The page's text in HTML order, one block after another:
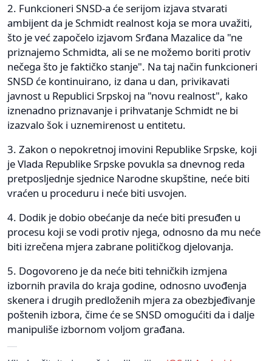
2. Funkcioneri SNSD-a će serijom izjava stvarati
ambijent da je Schmidt realnost koja se mora uvažiti,
što je već započelo izjavom Srđana Mazalice da "ne
priznajemo Schmidta, ali se ne možemo boriti protiv
nečega što je faktičko stanje". Na taj način funkcioneri
SNSD će kontinuirano, iz dana u dan, privikavati
javnost u Republici Srpskoj na "novu realnost", kako
iznenadno priznavanje i prihvatanje Schmidt ne bi
izazvalo šok i uznemirenost u entitetu.
3. Zakon o nepokretnoj imovini Republike Srpske, koji
je Vlada Republike Srpske povukla sa dnevnog reda
pretposljednje sjednice Narodne skupštine, neće biti
vraćen u proceduru i neće biti usvojen.
4. Dodik je dobio obećanje da neće biti presuđen u
procesu koji se vodi protiv njega, odnosno da mu neće
biti izrečena mjera zabrane političkog djelovanja.
5. Dogovoreno je da neće biti tehničkih izmjena
izbornih pravila do kraja godine, odnosno uvođenja
skenera i drugih predloženih mjera za obezbjeđivanje
poštenih izbora, čime će se SNSD omogućiti da i dalje
manipuliše izbornom voljom građana.